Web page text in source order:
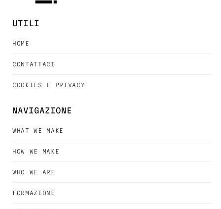
UTILI
HOME
CONTATTACI
COOKIES E PRIVACY
NAVIGAZIONE
WHAT WE MAKE
HOW WE MAKE
WHO WE ARE
FORMAZIONE